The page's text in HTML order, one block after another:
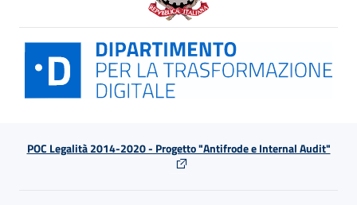
POC Legalità 2014-2020 - Progetto "Antifrode e Internal Audit"